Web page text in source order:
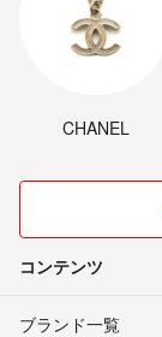
CHANEL
コンテンツ
ブランド一覧